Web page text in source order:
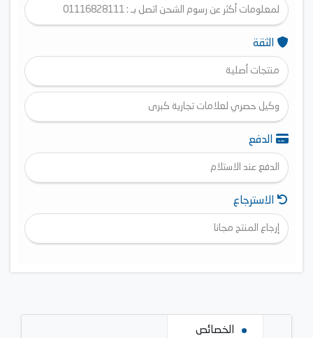
لمعلومات أكثر عن رسوم الشحن اتصل بـ : 01116828111
الثقة
منتجات أصلية
وكيل حصري لعلامات تجارية كبرى
الدفع
الدفع عند الاستلام
الاسترجاع
إرجاع المنتج مجانا
الخصائص